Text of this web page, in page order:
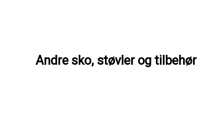
Andre sko, støvler og tilbehør